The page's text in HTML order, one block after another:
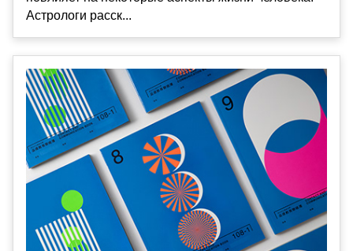
Астрологи расск...